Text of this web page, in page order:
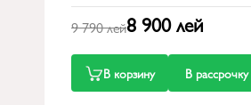
9 790 лей8 900 лей
В корзину В рассрочку